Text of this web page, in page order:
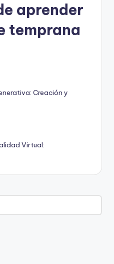
aprender
temprana
Creación y
Virtual: